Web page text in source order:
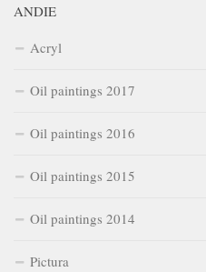
ANDIE
Acryl
Oil paintings 2017
Oil paintings 2016
Oil paintings 2015
Oil paintings 2014
Pictura